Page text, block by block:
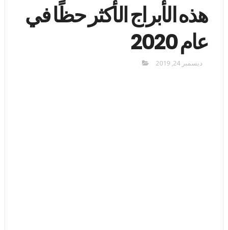
هذه الأبراج الأكثر حظًا في
عام 2020
ديسمبر 24, 2019